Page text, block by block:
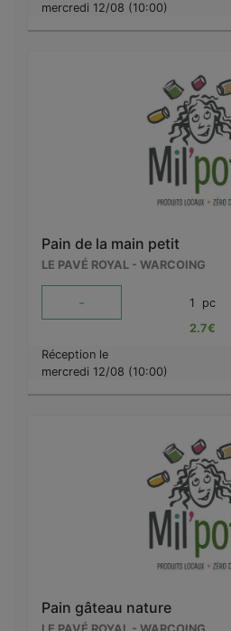
mercredi 12/08 (10:00)
Pain de la main petit
LE PAVÉ ROYAL - WARCOING
- 1 pc
2.7€
Réception le
mercredi 12/08 (10:00)
Pain gâteau nature